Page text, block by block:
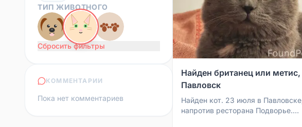
ТИП ЖИВОТНОГО
Сбросить фильтры
КОММЕНТАРИИ
Пока нет комментариев
Найден британец или метис,
Павловск
Найден кот. 23 июля в Павловске,
напротив ресторана Подворье.